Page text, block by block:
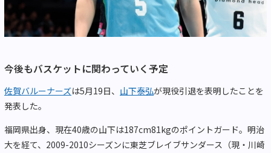
今後もバスケットに関わっていく予定
佐賀バルーナーズは5月19日、 山下泰弘が現役引退を表明したことを
発表した。
福岡県出身、現在40歳の山下は187cm81kgのポイントガード。明治
大を経て、2009-2010シーズンに東芝ブレイブサンダース（現・川崎